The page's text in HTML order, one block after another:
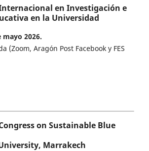
en Investigación e
en la Universidad
mayo 2026.
(Zoom, Aragón Post Facebook y FES
on Sustainable Blue
Marrakech